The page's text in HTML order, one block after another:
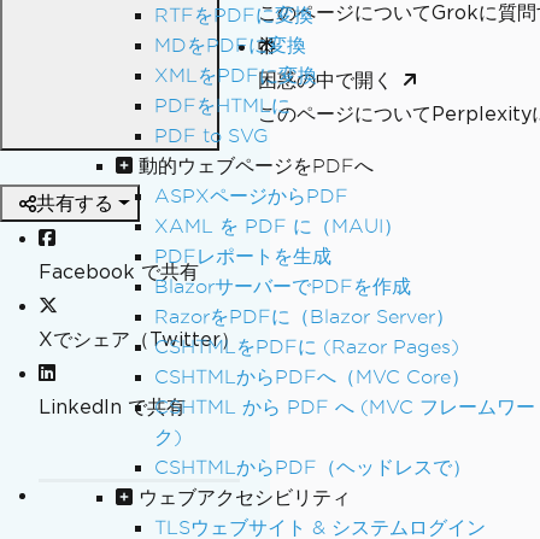
RTFをPDFに変換
MDをPDFに変換
XMLをPDFに変換
PDFをHTMLに
PDF to SVG
動的ウェブページをPDFへ
ASPXページからPDF
XAML を PDF に（MAUI）
PDFレポートを生成
BlazorサーバーでPDFを作成
RazorをPDFに（Blazor Server）
CSHTMLをPDFに (Razor Pages)
CSHTMLからPDFへ（MVC Core）
CSHTML から PDF へ (MVC フレームワー
ク)
CSHTMLからPDF（ヘッドレスで）
ウェブアクセシビリティ
TLSウェブサイト & システムログイン
このページについてGrokに質問
困惑の中で開く
このページについてPerplexity
共有する
Facebook で共有
Xでシェア（Twitter）
LinkedIn で共有